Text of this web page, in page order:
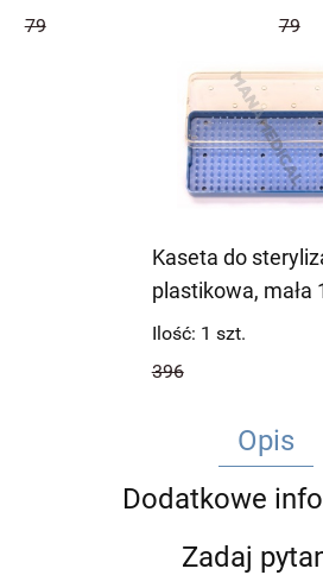
79 79
Kaseta do
plastikowa, mała
009
396
Ilość: 1 szt.
Opis
Dodatkowe
Zadaj